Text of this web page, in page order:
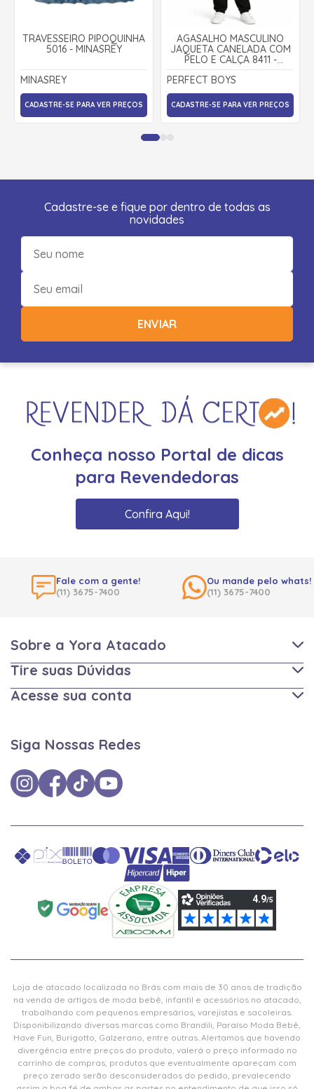
TRAVESSEIRO PIPOQUINHA
5016 - MINASREY
MINASREY
CADASTRE-SE PARA VER PREÇOS
AGASALHO MASCULINO
JAQUETA CANELADA COM
PELO E CALÇA 8411 -
PERFECT BOYS
PERFECT BOYS
CADASTRE-SE PARA VER PREÇOS
Cadastre-se e fique por dentro de todas as
novidades
ENVIAR
Conheça nosso Portal de dicas
para Revendedoras
Confira Aqui!
Fale com a gente!
(11) 3675-7400
Ou mande pelo whats!
(11) 3675-7400
Sobre a Yora Atacado
Tire suas Dúvidas
Acesse sua conta
Siga Nossas Redes
Loja de atacado localizada no Brás com mais de 30 anos de tradição
na venda de artigos de moda bebê, infantil e acessórios no atacado,
trabalhando com pequenos empresários, varejistas e sacoleiras.
Disponibilizando diversas marcas como Brandili, Paraíso Moda Bebê,
Have Fun, Burigotto, Galzerano, entre outras. Alertamos que havendo
divergência entre preços do produto, valerá o preço informado no
carrinho de compras, produtos que eventualmente apareçam com
preço zerado serão desconsiderados do pedido, prevalecendo